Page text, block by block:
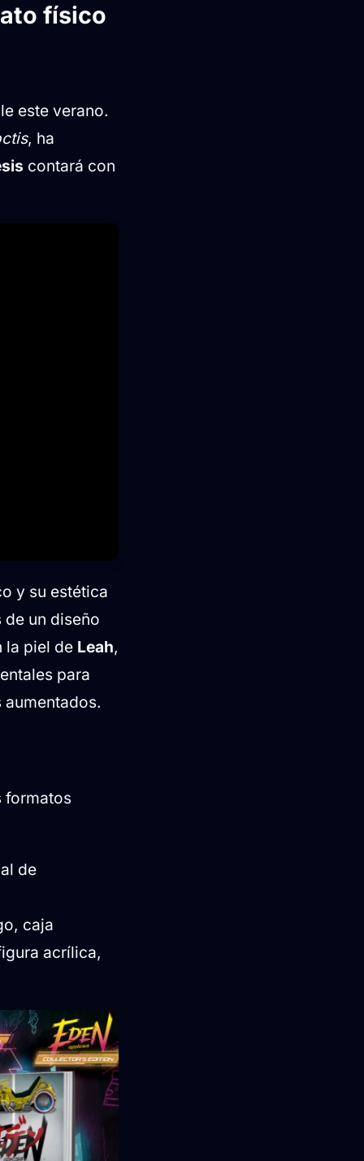
físico
este verano.
, ha
contará con
y su estética
un diseño
la piel de Leah,
para
formatos
de
caja
acrílica,